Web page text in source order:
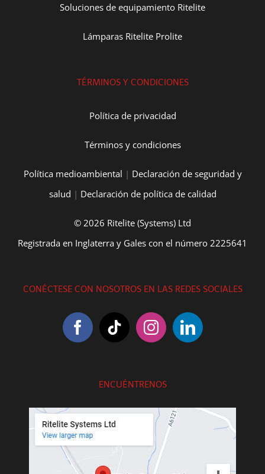
Soluciones de equipamiento Ritelite
Lámparas Ritelite Prolite
TÉRMINOS Y CONDICIONES
Política de privacidad
Términos y condiciones
Política medioambiental | Declaración de seguridad y
salud | Declaración de política de calidad
© 2026 Ritelite (Systems) Ltd
Registrada en Inglaterra y Gales con el número 2225641
CONÉCTESE CON NOSOTROS EN LAS REDES SOCIALES
ENCUÉNTRENOS